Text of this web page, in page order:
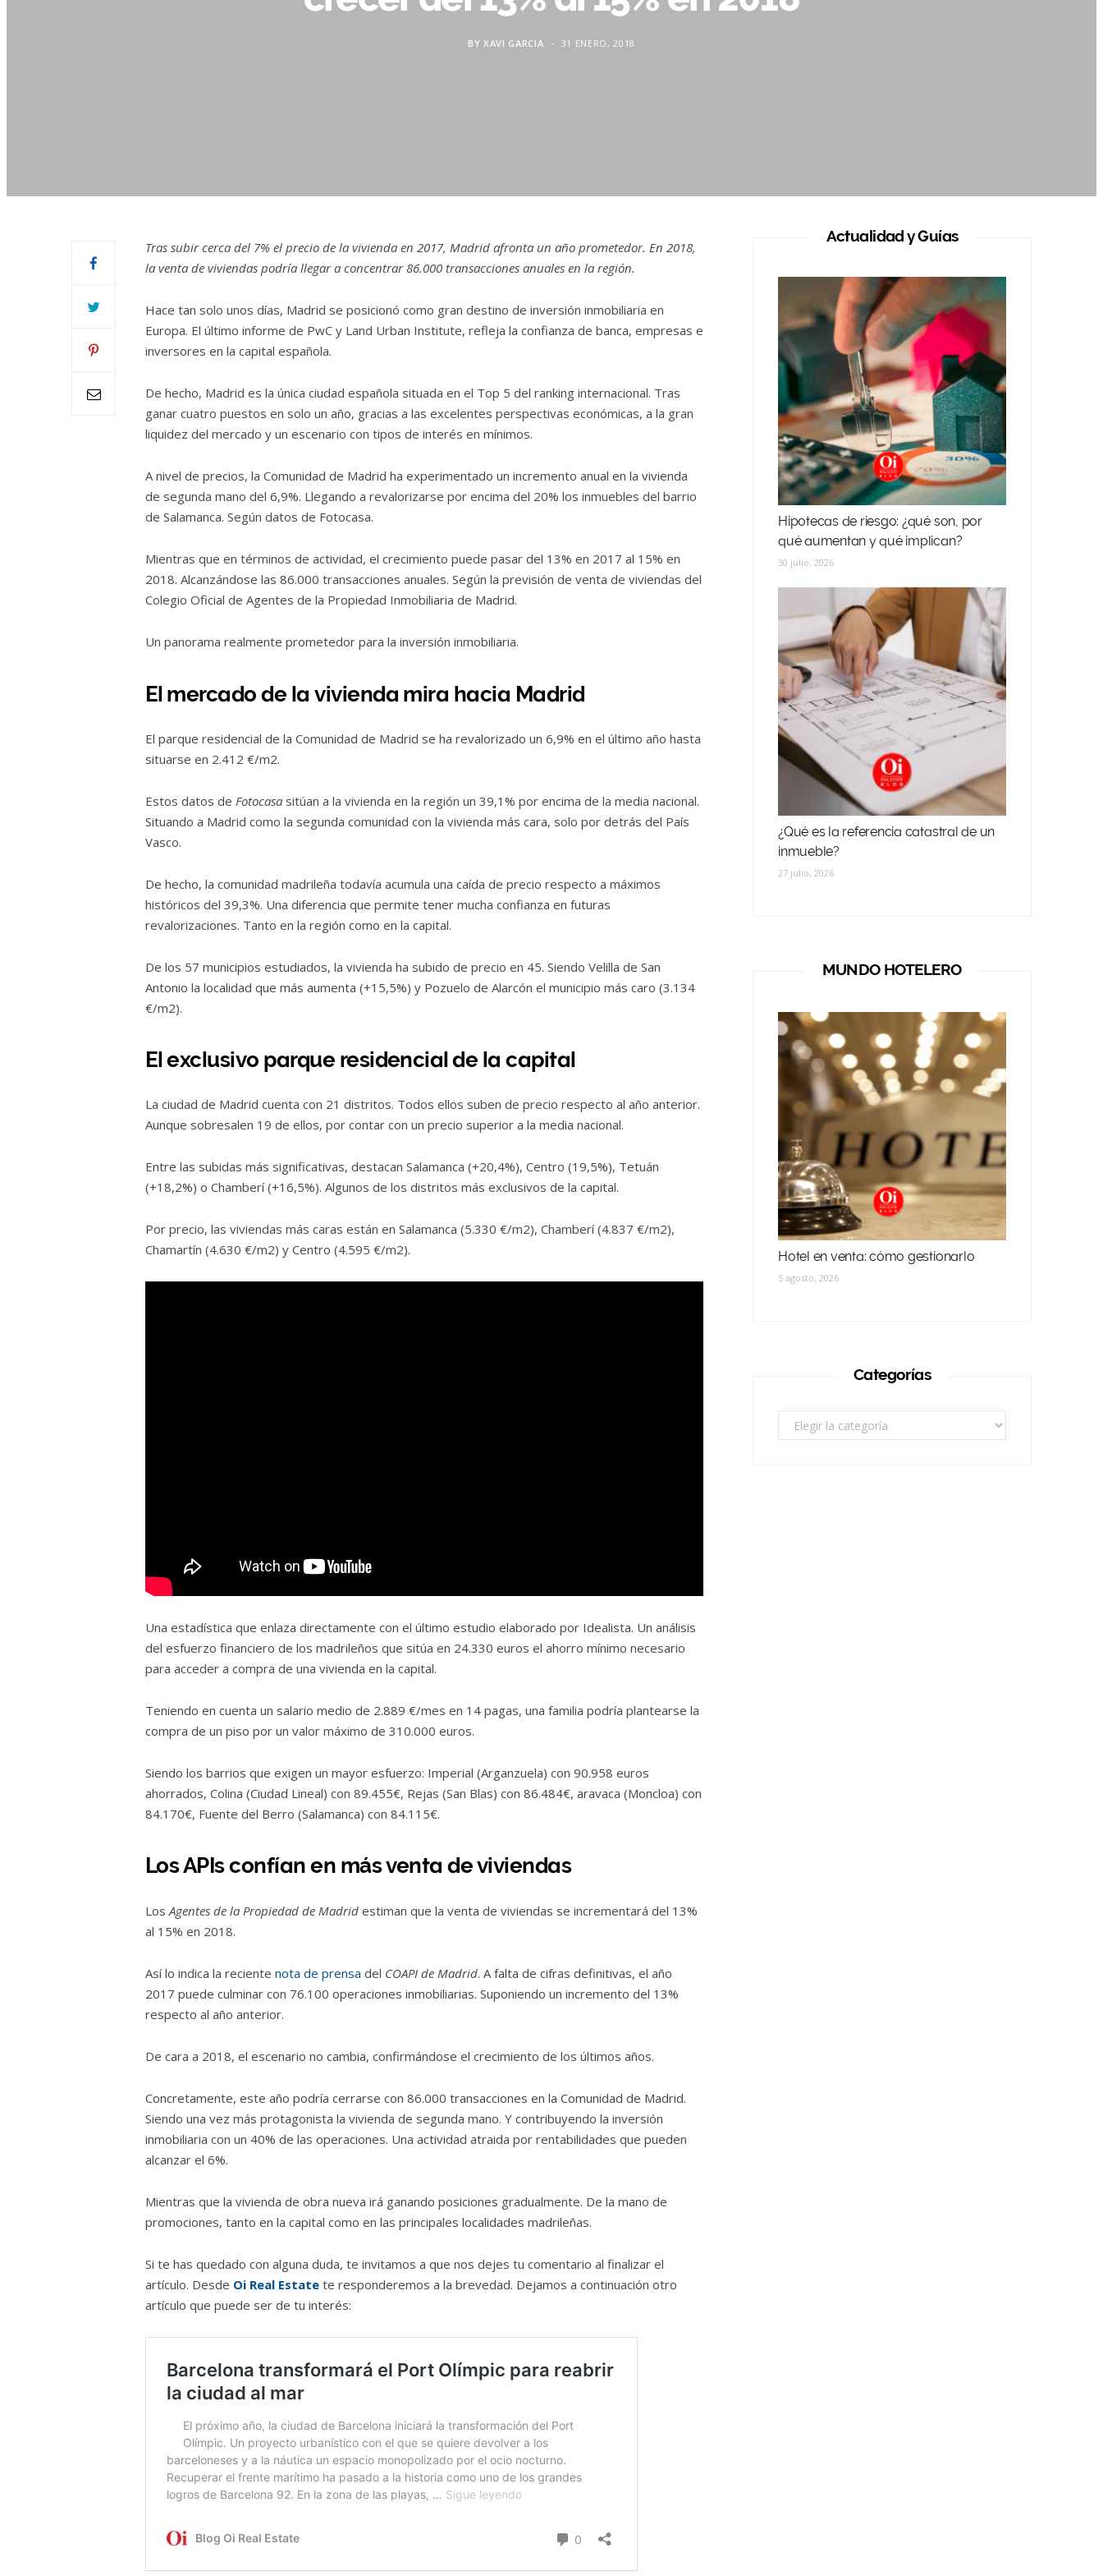
BYXAVI GARCIA 31 ENERO, 2018
Tras subir cerca del 7% el precio de la vivienda en 2017, Madrid afronta un año prometedor. En 2018,
la venta de viviendas podría llegar a concentrar 86.000 transacciones anuales en la región.
Hace tan solo unos días, Madrid se posicionó como gran destino de inversión inmobiliaria en
Europa. El último informe de PwC y Land Urban Institute, refleja la confianza de banca, empresas e
inversores en la capital española.
De hecho, Madrid es la única ciudad española situada en el Top 5 del ranking internacional. Tras
ganar cuatro puestos en solo un año, gracias a las excelentes perspectivas económicas, a la gran
liquidez del mercado y un escenario con tipos de interés en mínimos.
A nivel de precios, la Comunidad de Madrid ha experimentado un incremento anual en la vivienda
de segunda mano del 6,9%. Llegando a revalorizarse por encima del 20% los inmuebles del barrio
de Salamanca. Según datos de Fotocasa.
Mientras que en términos de actividad, el crecimiento puede pasar del 13% en 2017 al 15% en
2018. Alcanzándose las 86.000 transacciones anuales. Según la previsión de venta de viviendas del
Colegio Oficial de Agentes de la Propiedad Inmobiliaria de Madrid.
Un panorama realmente prometedor para la inversión inmobiliaria.
El mercado de la vivienda mira hacia Madrid
El parque residencial de la Comunidad de Madrid se ha revalorizado un 6,9% en el último año hasta
situarse en 2.412 €/m2.
Estos datos de Fotocasa sitúan a la vivienda en la región un 39,1% por encima de la media nacional.
Situando a Madrid como la segunda comunidad con la vivienda más cara, solo por detrás del País
Vasco.
De hecho, la comunidad madrileña todavía acumula una caída de precio respecto a máximos
históricos del 39,3%. Una diferencia que permite tener mucha confianza en futuras
revalorizaciones. Tanto en la región como en la capital.
De los 57 municipios estudiados, la vivienda ha subido de precio en 45. Siendo Velilla de San
Antonio la localidad que más aumenta (+15,5%) y Pozuelo de Alarcón el municipio más caro (3.134
€/m2).
El exclusivo parque residencial de la capital
La ciudad de Madrid cuenta con 21 distritos. Todos ellos suben de precio respecto al año anterior.
Aunque sobresalen 19 de ellos, por contar con un precio superior a la media nacional.
Entre las subidas más significativas, destacan Salamanca (+20,4%), Centro (19,5%), Tetuán
(+18,2%) o Chamberí (+16,5%). Algunos de los distritos más exclusivos de la capital.
Por precio, las viviendas más caras están en Salamanca (5.330 €/m2), Chamberí (4.837 €/m2),
Chamartín (4.630 €/m2) y Centro (4.595 €/m2).
Una estadística que enlaza directamente con el último estudio elaborado por Idealista. Un análisis
del esfuerzo financiero de los madrileños que sitúa en 24.330 euros el ahorro mínimo necesario
para acceder a compra de una vivienda en la capital.
Teniendo en cuenta un salario medio de 2.889 €/mes en 14 pagas, una familia podría plantearse la
compra de un piso por un valor máximo de 310.000 euros.
Siendo los barrios que exigen un mayor esfuerzo: Imperial (Arganzuela) con 90.958 euros
ahorrados, Colina (Ciudad Lineal) con 89.455€, Rejas (San Blas) con 86.484€, aravaca (Moncloa) con
84.170€, Fuente del Berro (Salamanca) con 84.115€.
Los APIs confían en más venta de viviendas
Los Agentes de la Propiedad de Madrid estiman que la venta de viviendas se incrementará del 13%
al 15% en 2018.
Así lo indica la reciente nota de prensa del COAPI de Madrid. A falta de cifras definitivas, el año
2017 puede culminar con 76.100 operaciones inmobiliarias. Suponiendo un incremento del 13%
respecto al año anterior.
De cara a 2018, el escenario no cambia, confirmándose el crecimiento de los últimos años.
Concretamente, este año podría cerrarse con 86.000 transacciones en la Comunidad de Madrid.
Siendo una vez más protagonista la vivienda de segunda mano. Y contribuyendo la inversión
inmobiliaria con un 40% de las operaciones. Una actividad atraida por rentabilidades que pueden
alcanzar el 6%.
Mientras que la vivienda de obra nueva irá ganando posiciones gradualmente. De la mano de
promociones, tanto en la capital como en las principales localidades madrileñas.
Si te has quedado con alguna duda, te invitamos a que nos dejes tu comentario al finalizar el
artículo. Desde Oi Real Estate te responderemos a la brevedad. Dejamos a continuación otro
artículo que puede ser de tu interés:
Actualidad y Guías
Hipotecas de riesgo: ¿qué son, por
qué aumentan y qué implican?
30 julio, 2026
¿Qué es la referencia catastral de un
inmueble?
27 julio, 2026
MUNDO HOTELERO
Hotel en venta: cómo gestionarlo
5 agosto, 2026
Categorías
Categorías